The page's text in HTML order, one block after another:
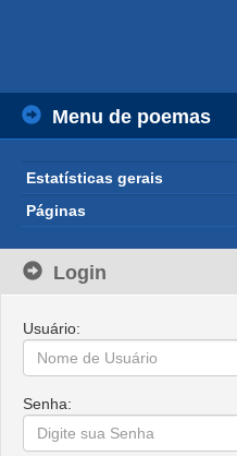
Menu de poemas
Estatísticas gerais
Páginas
Login
Usuário:
Senha: